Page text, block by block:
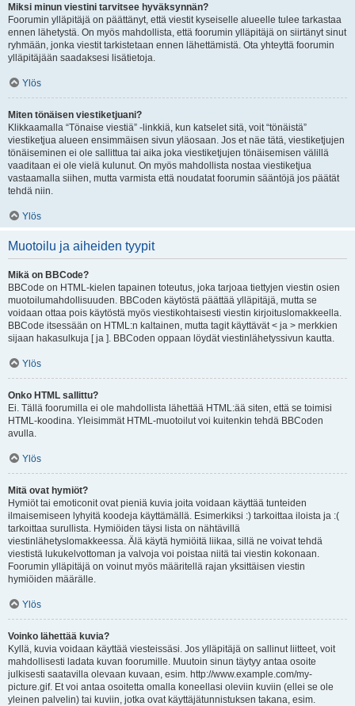
Miksi minun viestini tarvitsee hyväksynnän?
Foorumin ylläpitäjä on päättänyt, että viestit kyseiselle alueelle tulee tarkastaa
ennen lähetystä. On myös mahdollista, että foorumin ylläpitäjä on siirtänyt sinut
ryhmään, jonka viestit tarkistetaan ennen lähettämistä. Ota yhteyttä foorumin
ylläpitäjään saadaksesi lisätietoja.
Ylös
Miten tönäisen viestiketjuani?
Klikkaamalla “Tönaise viestiä” -linkkiä, kun katselet sitä, voit “tönäistä”
viestiketjua alueen ensimmäisen sivun yläosaan. Jos et näe tätä, viestiketjujen
tönäiseminen ei ole sallittua tai aika joka viestiketjujen tönäisemisen välillä
vaaditaan ei ole vielä kulunut. On myös mahdollista nostaa viestiketjua
vastaamalla siihen, mutta varmista että noudatat foorumin sääntöjä jos päätät
tehdä niin.
Ylös
Muotoilu ja aiheiden tyypit
Mikä on BBCode?
BBCode on HTML-kielen tapainen toteutus, joka tarjoaa tiettyjen viestin osien
muotoilumahdollisuuden. BBCoden käytöstä päättää ylläpitäjä, mutta se
voidaan ottaa pois käytöstä myös viestikohtaisesti viestin kirjoituslomakkeella.
BBCode itsessään on HTML:n kaltainen, mutta tagit käyttävät < ja > merkkien
sijaan hakasulkuja [ ja ]. BBCoden oppaan löydät viestinlähetyssivun kautta.
Ylös
Onko HTML sallittu?
Ei. Tällä foorumilla ei ole mahdollista lähettää HTML:ää siten, että se toimisi
HTML-koodina. Yleisimmät HTML-muotoilut voi kuitenkin tehdä BBCoden
avulla.
Ylös
Mitä ovat hymiöt?
Hymiöt tai emoticonit ovat pieniä kuvia joita voidaan käyttää tunteiden
ilmaisemiseen lyhyitä koodeja käyttämällä. Esimerkiksi :) tarkoittaa iloista ja :(
tarkoittaa surullista. Hymiöiden täysi lista on nähtävillä
viestinlähetyslomakkeessa. Älä käytä hymiöitä liikaa, sillä ne voivat tehdä
viestistä lukukelvottoman ja valvoja voi poistaa niitä tai viestin kokonaan.
Foorumin ylläpitäjä on voinut myös määritellä rajan yksittäisen viestin
hymiöiden määrälle.
Ylös
Voinko lähettää kuvia?
Kyllä, kuvia voidaan käyttää viesteissäsi. Jos ylläpitäjä on sallinut liitteet, voit
mahdollisesti ladata kuvan foorumille. Muutoin sinun täytyy antaa osoite
julkisesti saatavilla olevaan kuvaan, esim. http://www.example.com/my-
picture.gif. Et voi antaa osoitetta omalla koneellasi oleviin kuviin (ellei se ole
yleinen palvelin) tai kuviin, jotka ovat käyttäjätunnistuksen takana, esim.